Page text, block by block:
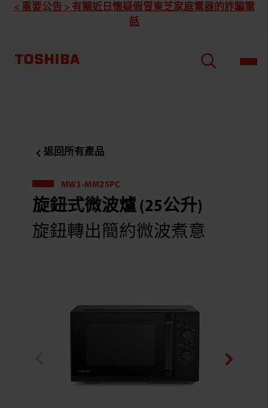
Toshiba< 重要公告 > 有關近日懷疑假冒東芝家庭電器的詐騙電
話
返回所有產品
MW3-MM25PC
旋鈕式微波爐 (25公升)
旋鈕轉出簡約微波煮意